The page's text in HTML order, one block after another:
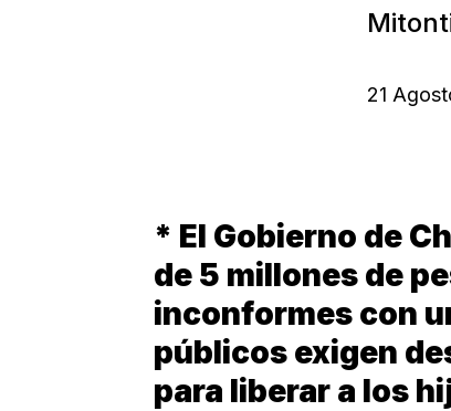
21
* El Gobierno de
de 5 millones de
inconformes con
públicos exigen
para liberar a los